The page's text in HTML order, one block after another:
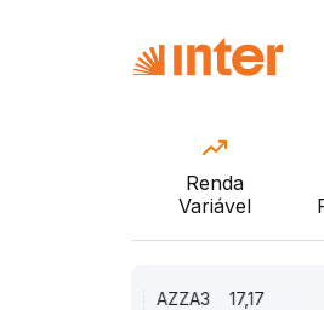
Renda
Variável
AZZA3 17,17